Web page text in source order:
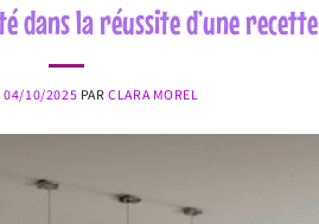
dans la réussite d’une recette
04/10/2025 PARCLARA MOREL